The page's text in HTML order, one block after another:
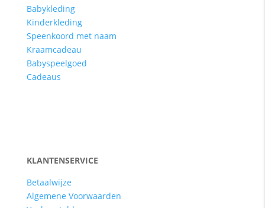
Babykleding
Kinderkleding
Speenkoord met naam
Kraamcadeau
Babyspeelgoed
Cadeaus
KLANTENSERVICE
Betaalwijze
Algemene Voorwaarden